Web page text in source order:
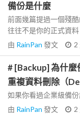
備份是什麼
前面幾篇提過一個殘
往往不是你的正式資料
由 RainPan 發文 2
# [Backup] 為什麼
重複資料刪除（
如果你看過企業級備
由 RainPan 發文 2